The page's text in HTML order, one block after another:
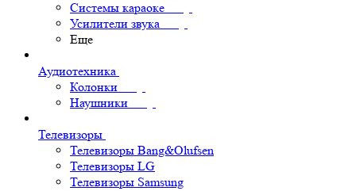
Системы караоке
Усилители звука
Еще
Аудиотехника
Колонки
Наушники
Телевизоры
Телевизоры Bang&Olufsen
Телевизоры LG
Телевизоры Samsung